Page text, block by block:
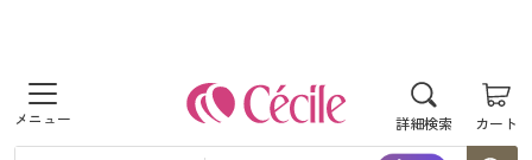
詳細検索 カート
商品を探す
レディース
レディース通販すべて
インナー・下着